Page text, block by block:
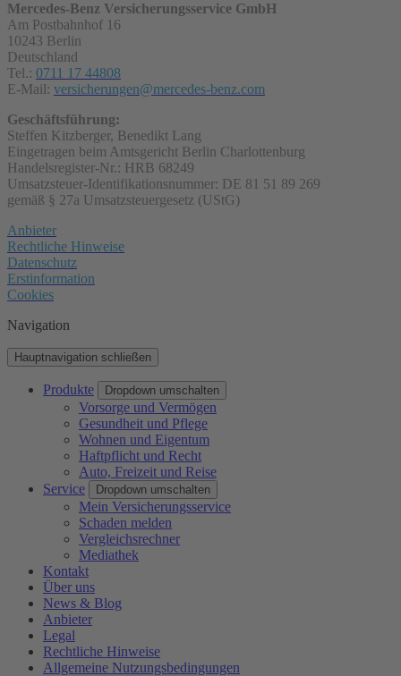
Mercedes-Benz Versicherungsservice GmbH
Am Postbahnhof 16
10243 Berlin
Deutschland
Tel.: 0711 17 44808
E-Mail: versicherungen@mercedes-benz.com
Geschäftsführung:
Steffen Kitzberger, Benedikt Lang
Eingetragen beim Amtsgericht Berlin Charlottenburg
Handelsregister-Nr.: HRB 68249
Umsatzsteuer-Identifikationsnummer: DE 81 51 89 269
gemäß § 27a Umsatzsteuergesetz (UStG)
Anbieter
Rechtliche Hinweise
Datenschutz
Erstinformation
Cookies
Navigation
Hauptnavigation schließen
Produkte Dropdown umschalten
Vorsorge und Vermögen
Gesundheit und Pflege
Wohnen und Eigentum
Haftpflicht und Recht
Auto, Freizeit und Reise
Service
Dropdown umschalten
Mein Versicherungsservice
Schaden melden
Vergleichsrechner
Mediathek
Kontakt
Über uns
News & Blog
Anbieter
Legal
Rechtliche Hinweise
Allgemeine Nutzungsbedingungen